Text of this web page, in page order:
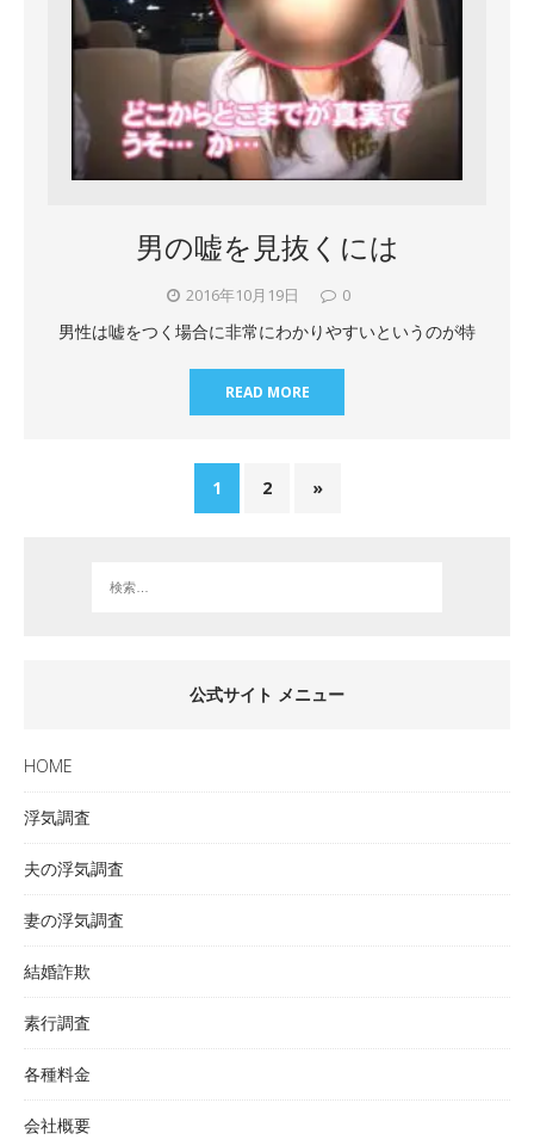
男の嘘を見抜くには
2016年10月19日 0
男性は嘘をつく場合に非常にわかりやすいというのが特
READ MORE
1 2 »
公式サイト メニュー
HOME
浮気調査
夫の浮気調査
妻の浮気調査
結婚詐欺
素行調査
各種料金
会社概要